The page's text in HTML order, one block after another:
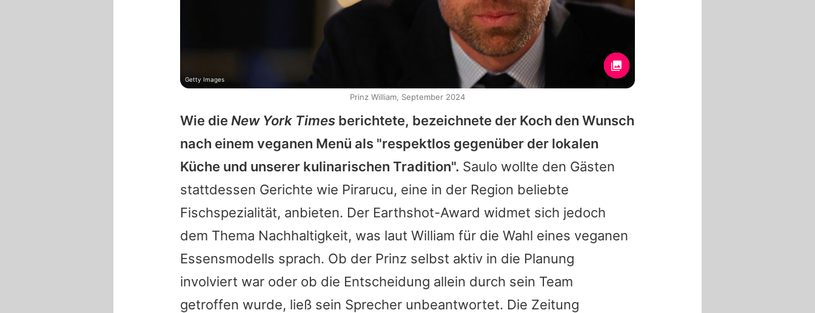
Wie die New York Times berichtete, bezeichnete der Koch den Wunsch
nach einem veganen Menü als "respektlos gegenüber der lokalen
Küche und unserer kulinarischen Tradition". Saulo wollte den Gästen
stattdessen Gerichte wie Pirarucu, eine in der Region beliebte
Fischspezialität, anbieten. Der Earthshot-Award widmet sich jedoch
dem Thema Nachhaltigkeit, was laut William für die Wahl eines veganen
Essensmodells sprach. Ob der Prinz selbst aktiv in die Planung
involviert war oder ob die Entscheidung allein durch sein Team
getroffen wurde, ließ sein Sprecher unbeantwortet. Die Zeitung
Getty Images
Prinz William, September 2024